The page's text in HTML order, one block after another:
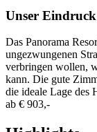
Unser
Das Panorama
ungezwungenen
verbringen wollen,
kann. Die gute
die ideale Lage des
ab € 903,-